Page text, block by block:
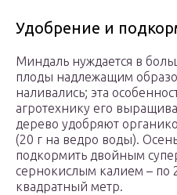
Удобрение и
Миндаль нуждается в
плоды надлежащим
наливались; эта
агротехнику его
дерево удобряют
(20 г на ведро воды).
подкормить двойным
сернокислым калием – по
квадратный метр.